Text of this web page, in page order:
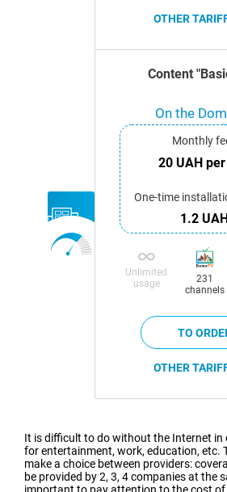
OTHER
Content
On the
Monthly
20 UAH
One-time
1.2 UAH
Unlimited
usage
231
channels
OTHER
It is difficult to do without the Internet in
for entertainment, work, education, etc.
make a choice between providers:
be provided by 2, 3, 4 companies at the
important to pay attention to the cost